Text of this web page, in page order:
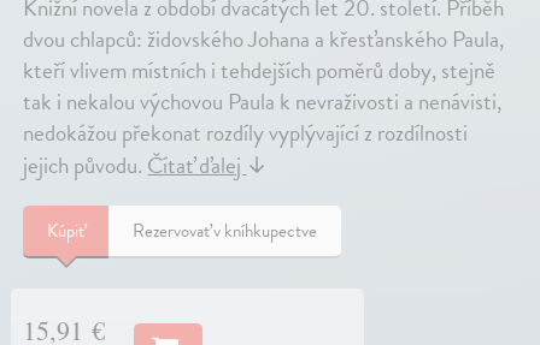
Knižní novela z období dvacátých let 20. století. Příběh
dvou chlapců: židovského Johana a křesťanského Paula,
kteří vlivem místních i tehdejších poměrů doby, stejně
tak i nekalou výchovou Paula k nevraživosti a nenávisti,
nedokážou překonat rozdíly vyplývající z rozdílnosti
jejich původu.Čítať ďalej↓
Kúpiť Rezervovať v kníhkupectve
15,91 €